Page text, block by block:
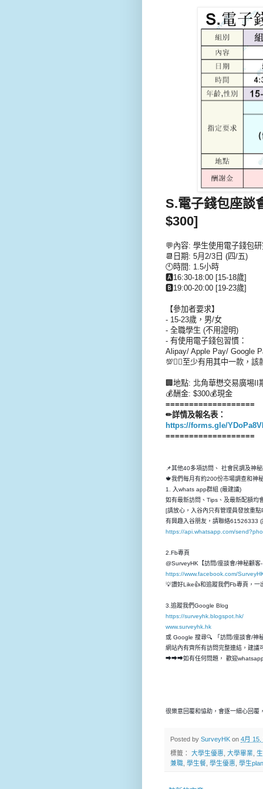
S.電子錢包座談
$300]
💬內容: 學生使用電子錢包
📆日期: 5月2/3日 (四/五)
🕙時間: 1.5小時
🅰16:30-18:00 [15-18歲]
🅱19:00-20:00 [19-23歲]
【參加者要求】
- 15-23歲，男/女
- 全職學生 (不用證明)
- 有使用電子錢包習慣：
Alipay/ Apple Pay/ Google
💯☝🏻至少有用其中一款，
🏢地點: 北角華懋交易廣埸II
💰酬金: $300💰現金
===================
✏詳情及報名表：
https://forms.gle/
===================
📌其他40多項訪問、 社會民調及神
🍁我們每月有約200份市場調查和神
1. 入whats app群組 (最建議)
如有最新訪問、Tips、及最新配額均
[請放心，入谷內只有管理員發放重
有興趣入谷朋友，請聯絡61526333
https://api.whatsapp.com/
2.Fb專頁
@SurveyHK【訪問/座談會/神秘顧
https://www.facebook.com/
💡讚好Like👍和追蹤我們Fb專頁，一
3.追蹤我們Google Blog
https://surveyhk.blogspot.hk/
www.surveyhk.hk
或 Google 搜尋🔍 「訪問/座談會/神
網站內有齊所有訪問完整連結，建議
➡➡➡如有任何問題， 歡迎
很樂意回覆和恊助，會逐一細心回覆
Posted by SurveyHK on 4月 15,
標籤： 大學生優惠 大學畢業
兼職 學生餐 學生優惠 學生plan